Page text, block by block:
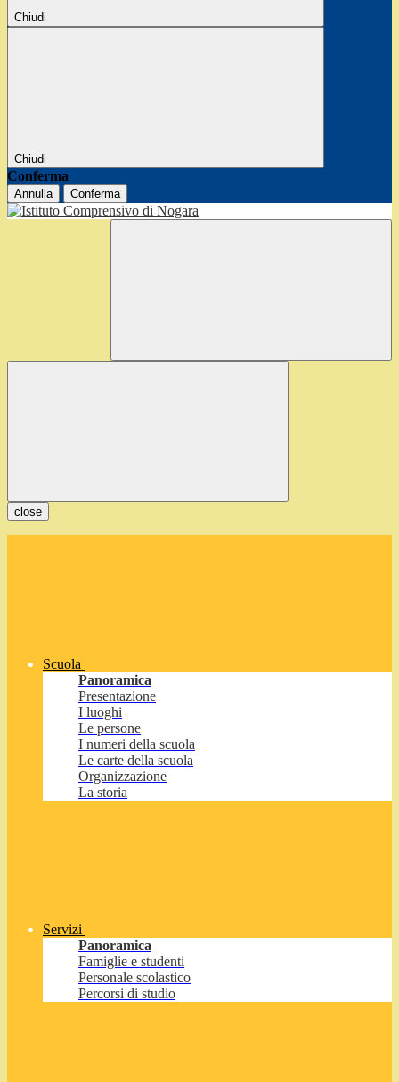
Chiudi
Chiudi
Conferma
Annulla Conferma
close
Scuola
Panoramica
Presentazione
I luoghi
Le persone
I numeri della scuola
Le carte della scuola
Organizzazione
La storia
Servizi
Panoramica
Famiglie e studenti
Personale scolastico
Percorsi di studio